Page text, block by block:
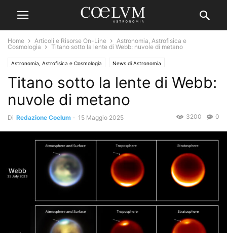
Home Articoli e Risorse On-Line
Astronomia, Astrofisica e
Cosmologia
Titano sotto la lente di Webb: nuvole di metano
Astronomia, Astrofisica e Cosmologia News di Astronomia
Titano sotto la lente di Webb:
nuvole di metano
Di Redazione Coelum - 15 Maggio 2025 0
3200